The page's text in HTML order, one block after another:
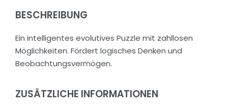
BESCHREIBUNG
Ein intelligentes evolutives Puzzle mit zahllosen
Möglichkeiten. Fördert logisches Denken und
Beobachtungsvermögen.
ZUSÄTZLICHE INFORMATIONEN